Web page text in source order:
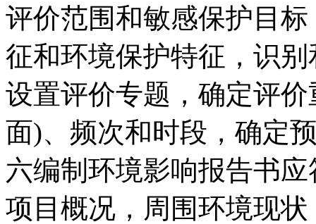
评价范围和敏感保护目
征和环境保护特征，识
设置评价专题，确定评
面)、频次和时段，确定
六编制环境影响报告书
项目概况，周围环境现